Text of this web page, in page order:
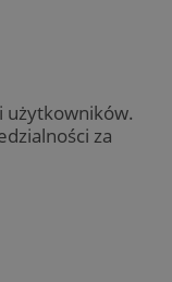
użytkowników.
za